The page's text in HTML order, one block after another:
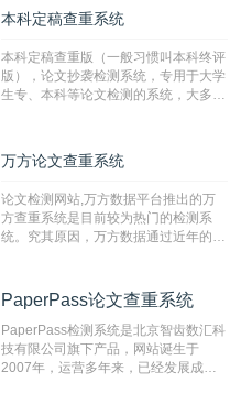
本科定稿查重系统
本科定稿查重版（一般习惯叫本科终评
版），论文抄袭检测系统，专用于大学
生专、本科等论文检测的系统，大多数
万方论文查重系统
论文检测网站,万方数据平台推出的万
方查重系统是目前较为热门的检测系
统。究其原因，万方数据通过近年的发
检测系统，其真实性和权威性无可厚
非。其次，相对于知网而言，万方检测
费用少，上手容易，是学生初次论文查
重的推荐系统。
PaperPass论文查重系统
PaperPass检测系统是北京智齿数汇科
技有限公司旗下产品，网站诞生于
2007年，运营多年来，已经发展成为